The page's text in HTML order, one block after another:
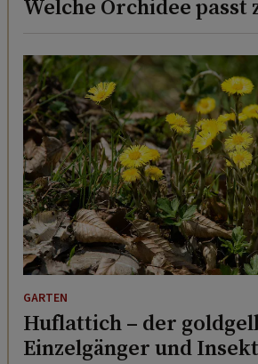
Welche Orchidee passt
GARTEN
Huflattich – der
Einzelgänger und